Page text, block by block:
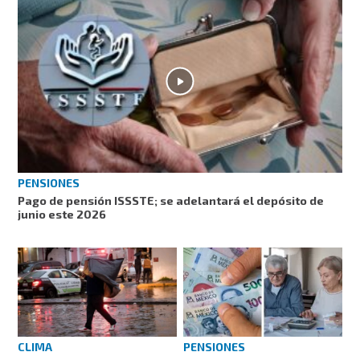
PENSIONES
Pago de pensión ISSSTE; se adelantará el depósito de
junio este 2026
CLIMA
PENSIONES